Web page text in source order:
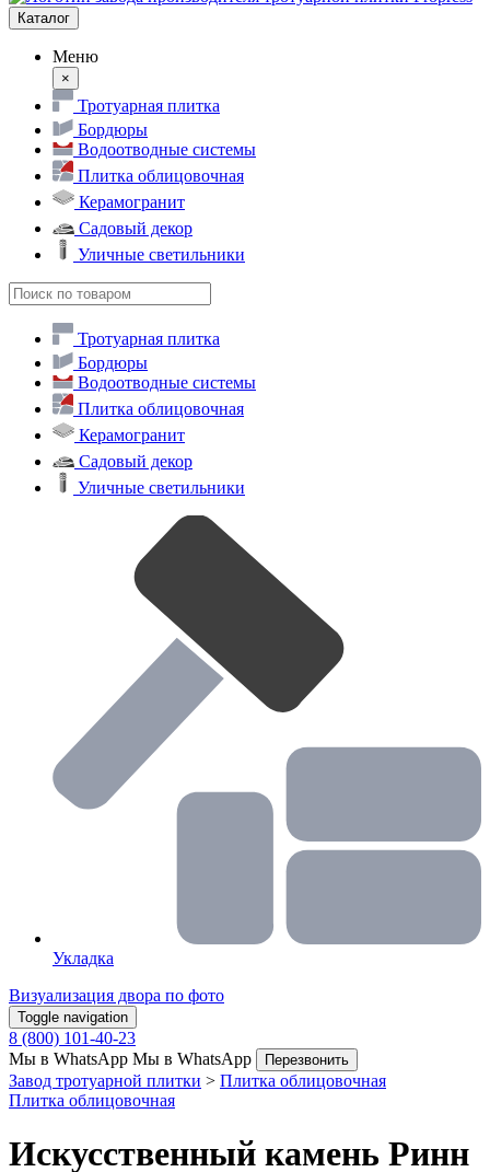
Каталог
Меню
×
Тротуарная плитка
Бордюры
Водоотводные системы
Плитка облицовочная
Керамогранит
Садовый декор
Уличные светильники
Тротуарная плитка
Бордюры
Водоотводные системы
Плитка облицовочная
Керамогранит
Садовый декор
Уличные светильники
Укладка
Визуализация двора по фото
Toggle navigation
8 (800) 101-40-23
Мы в WhatsApp Мы в WhatsApp Перезвонить
Завод тротуарной плитки > Плитка облицовочная
Плитка облицовочная
Искусственный камень Ринн